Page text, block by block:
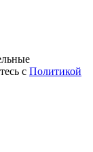
с Политикой